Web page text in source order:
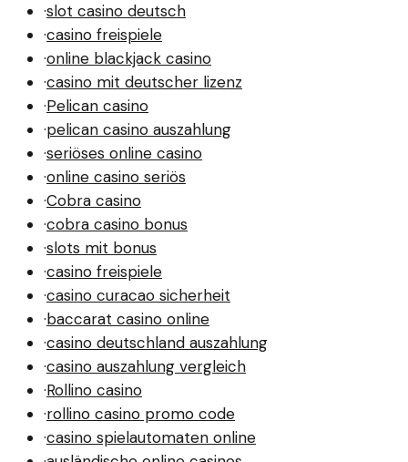
·slot casino deutsch
·casino freispiele
·online blackjack casino
·casino mit deutscher lizenz
·Pelican casino
·pelican casino auszahlung
·seriöses online casino
·online casino seriös
·Cobra casino
·cobra casino bonus
·slots mit bonus
·casino freispiele
·casino curacao sicherheit
·baccarat casino online
·casino deutschland auszahlung
·casino auszahlung vergleich
·Rollino casino
·rollino casino promo code
·casino spielautomaten online